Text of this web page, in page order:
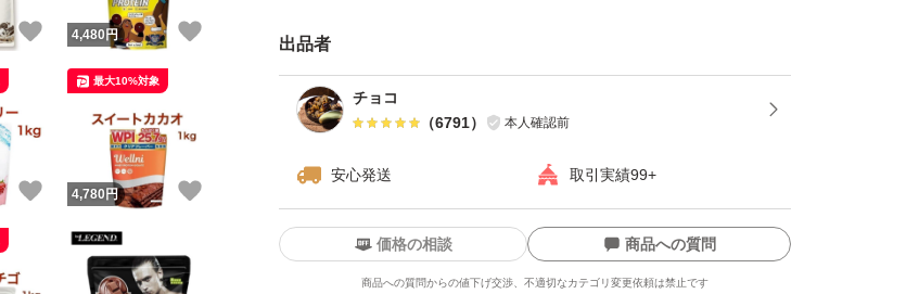
出品者
チョコ
（6791） 本人確認前
安心発送 取引実績99+
価格の相談 商品への質問
商品への質問からの値下げ交渉、不適切なカテゴリ変更依頼は禁止です
いいね！
4,480 円
いいね！
4,780 円
最大10%対象